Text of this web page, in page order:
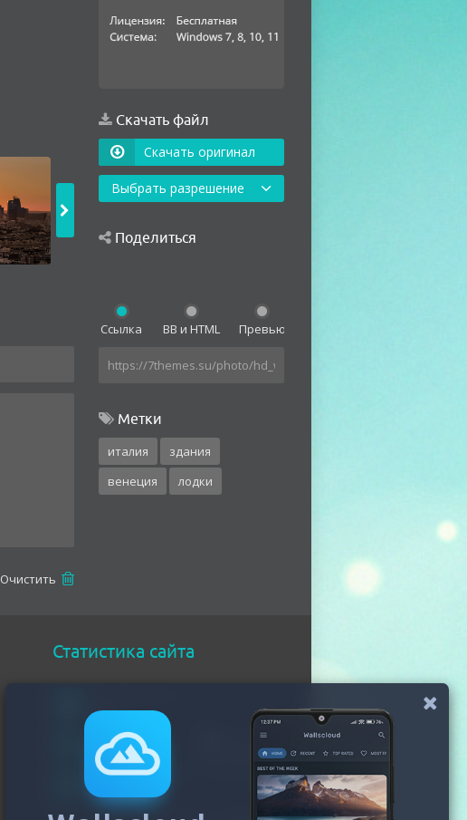
Oчистить
Скачать файл
Скачать оригинал
Выбрать разрешение
Поделиться
Ссылка BB и HTML Превью
Метки
италия
здания
венеция
лодки
Статистика сайта
261
Гостей
253
Пользователей
8